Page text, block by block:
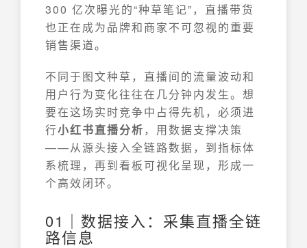
300 亿次曝光的“种草笔记”，直播带货
也正在成为品牌和商家不可忽视的重要
销售渠道。
不同于图文种草，直播间的流量波动和
用户行为变化往往在几分钟内发生。想
要在这场实时竞争中占得先机，必须进
行小红书直播分析 ，用数据支撑决策
——从源头接入全链路数据，到指标体
系梳理，再到看板可视化呈现，形成一
个高效闭环。
01｜数据接入：采集直播全链
路信息